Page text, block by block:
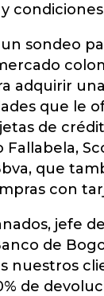
sondeo
adquirir
que le
de
Fallabela,
que
con
jefe
de
nuestros
de